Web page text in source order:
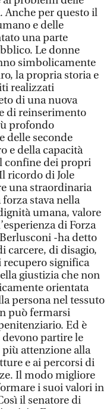
per questo il
e delle
una parte
Le donne
simbolicamente
la propria storia e
realizzati
di una nuova
di reinserimento
profondo
delle seconde
e della capacità
confine dei propri
ricordo di Jole
una straordinaria
stava nella
umana, valore
di Forza
-ha detto
carcere, di disagio,
significa
giustizia che non
orientata
persona nel tessuto
può fermarsi
Ed è
partire le
attenzione alla
e ai percorsi di
Il modo migliore
i suoi valori in
il senatore di